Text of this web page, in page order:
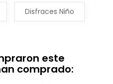
Disfraces Niño
este
comprado: